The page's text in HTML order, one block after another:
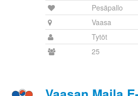
Pesäpallo
Vaasa
Tytöt
25